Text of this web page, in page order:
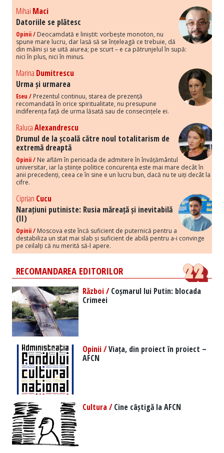
Mihai Maci
Datoriile se plătesc
Opinii / Deocamdată e liniștit: vorbește monoton, nu
spune mare lucru, dar lasă să se înțeleagă ce trebuie, dă
din mâini și se uită aiurea; pe scurt – e ca pătrunjelul în supă:
nici în plus, nici în minus.
Marina Dumitrescu
Urma și urmarea
Eseu / Prezentul continuu, starea de prezență
recomandată în orice spiritualitate, nu presupune
indiferența față de urma lăsată sau de consecințele ei.
RalucaAlexandrescu
Drumul de la școală către noul totalitarism de
extremă dreaptă
Opinii / Ne aflăm în perioada de admitere în învățământul
universitar, iar la științe politice concurența este mai mare decât în
anii precedenți, ceea ce în sine e un lucru bun, dacă nu te uiți decât la
cifre.
Ciprian Cucu
Narațiuni putiniste: Rusia măreață și inevitabilă
(II)
Opinii / Moscova este încă suficient de puternică pentru a
destabiliza un stat mai slab și suficient de abilă pentru a-i convinge
pe ceilalți că nu merită să-l apere.
RECOMANDAREA EDITORILOR
Război /Coșmarul lui Putin: blocada
Crimeei
Opinii /Viața, din proiect în proiect –
AFCN
Cultura /Cine câștigă la AFCN